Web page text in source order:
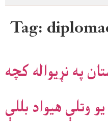
Tag:
په نړیواله کچه
وتلې هیواد بللې